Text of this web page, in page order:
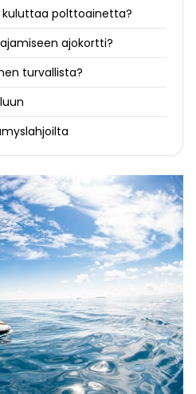
kuluttaa polttoainetta?
ajokortti?
turvallista?